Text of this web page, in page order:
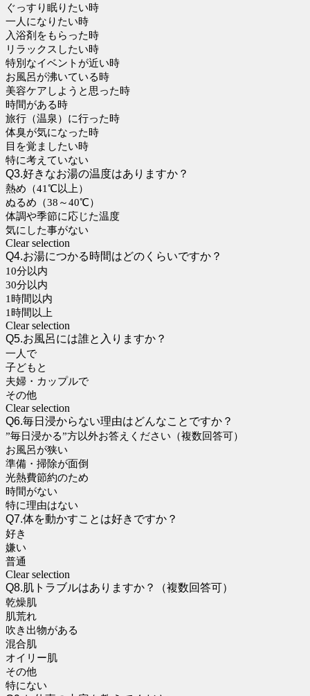
ぐっすり眠りたい時
一人になりたい時
入浴剤をもらった時
リラックスしたい時
特別なイベントが近い時
お風呂が沸いている時
美容ケアしようと思った時
時間がある時
旅行（温泉）に行った時
体臭が気になった時
目を覚ましたい時
特に考えていない
Q3.好きなお湯の温度はありますか？
熱め（41℃以上）
ぬるめ（38～40℃）
体調や季節に応じた温度
気にした事がない
Clear selection
Q4.お湯につかる時間はどのくらいですか？
10分以内
30分以内
1時間以内
1時間以上
Clear selection
Q5.お風呂には誰と入りますか？
一人で
子どもと
夫婦・カップルで
その他
Clear selection
Q6.毎日浸からない理由はどんなことですか？
”毎日浸かる”方以外お答えください（複数回答可）
お風呂が狭い
準備・掃除が面倒
光熱費節約のため
時間がない
特に理由はない
Q7.体を動かすことは好きですか？
好き
嫌い
普通
Clear selection
Q8.肌トラブルはありますか？（複数回答可）
乾燥肌
肌荒れ
吹き出物がある
混合肌
オイリー肌
その他
特にない